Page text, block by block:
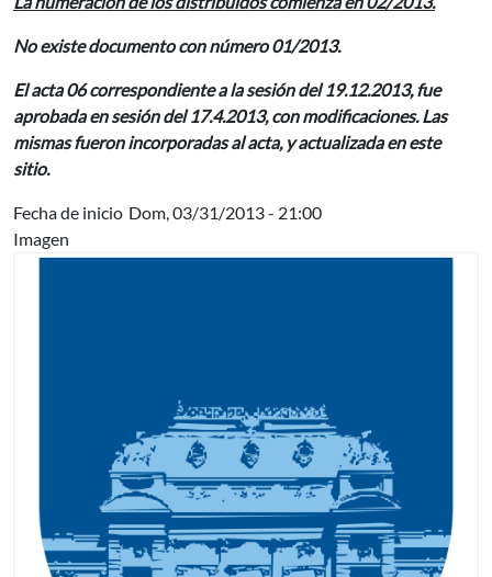
No existe documento con número 01/2013.
El acta 06 correspondiente a la sesión del 19.12.2013, fue
aprobada en sesión del 17.4.2013, con modificaciones. Las
mismas fueron incorporadas al acta, y actualizada en este
sitio.
Fecha de inicio Dom, 03/31/2013 - 21:00
Imagen